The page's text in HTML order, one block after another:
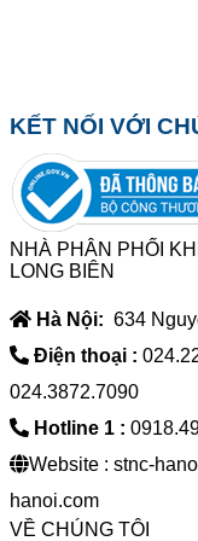
KẾT NỐI VỚI
NHÀ PHÂN PHỐI
LONG BIÊN
Hà Nội: 634
Điện thoại :
024.3872.7090
Hotline 1 :
Website : stnc-
hanoi.com
VỀ CHÚNG TÔI